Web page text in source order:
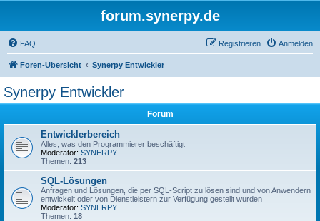
forum.synerpy.de
FAQ Anmelden
Registrieren
Foren-Übersicht Synerpy Entwickler
Synerpy Entwickler
Forum
Entwicklerbereich
Alles, was den Programmierer beschäftigt
Moderator: SYNERPY
Themen: 213
SQL-Lösungen
Anfragen und Lösungen, die per SQL-Script zu lösen sind und von Anwendern
entwickelt oder von Dienstleistern zur Verfügung gestellt wurden
Moderator: SYNERPY
Themen: 18